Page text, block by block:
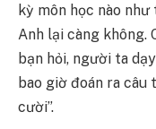
kỳ môn học nào
Anh lại càng không.
bạn hỏi, người ta
bao giờ đoán ra
cười”.